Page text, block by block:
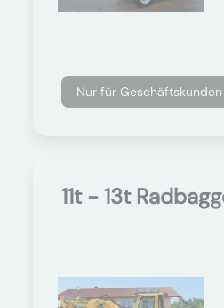
Nur für Geschäftskunden
11t - 13t